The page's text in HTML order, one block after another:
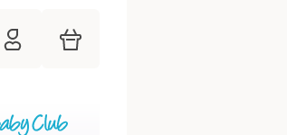
HiPP Mein Babyclub
Warenkorb